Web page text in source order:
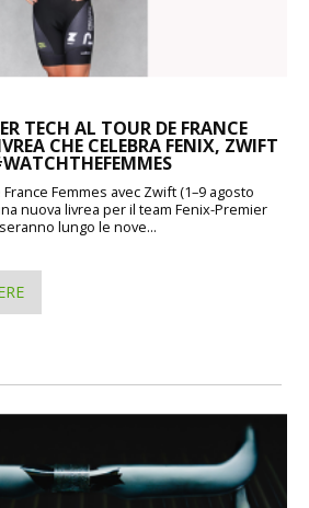
TECH AL TOUR DE FRANCE
CHE CELEBRA FENIX, ZWIFT
Femmes avec Zwift (1–9 agosto
nuova livrea per il team Fenix-Premier
lungo le nove...